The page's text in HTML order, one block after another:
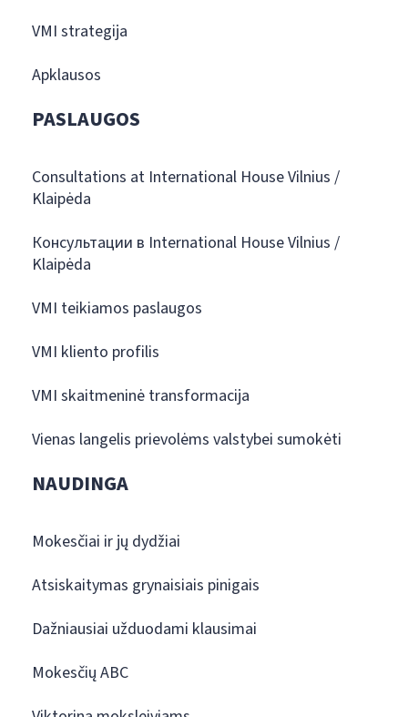
VMI strategija
Apklausos
PASLAUGOS
Consultations at International House Vilnius /
Klaipėda
Консультации в International House Vilnius /
Klaipėda
VMI teikiamos paslaugos
VMI kliento profilis
VMI skaitmeninė transformacija
Vienas langelis prievolėms valstybei sumokėti
NAUDINGA
Mokesčiai ir jų dydžiai
Atsiskaitymas grynaisiais pinigais
Dažniausiai užduodami klausimai
Mokesčių ABC